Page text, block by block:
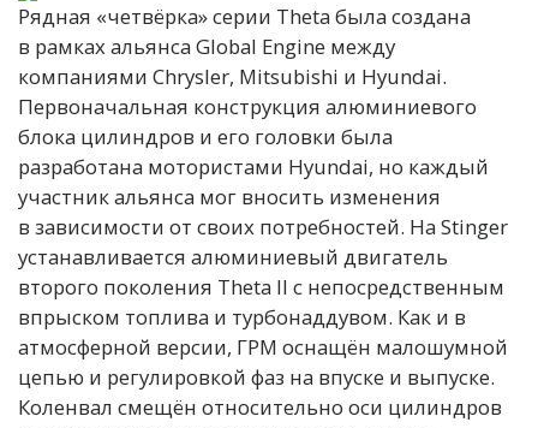
Рядная «четвёрка» серии Theta была создана
в рамках альянса Global Engine между
компаниями Chrysler, Mitsubishi и Hyundai.
Первоначальная конструкция алюминиевого
блока цилиндров и его головки была
разработана мотористами Hyundai, но каждый
участник альянса мог вносить изменения
в зависимости от своих потребностей. На Stinger
устанавливается алюминиевый двигатель
второго поколения Theta II с непосредственным
впрыском топлива и турбонаддувом. Как и в
атмосферной версии, ГРМ оснащён малошумной
цепью и регулировкой фаз на впуске и выпуске.
Коленвал смещён относительно оси цилиндров